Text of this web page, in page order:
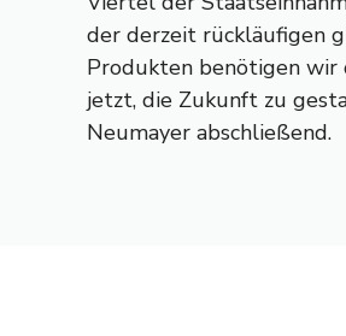
der derzeit rückläufigen
Produkten benötigen wir
jetzt, die Zukunft zu
Neumayer abschließend.